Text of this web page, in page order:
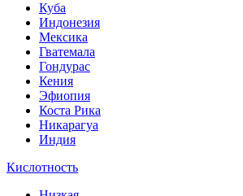
Куба
Индонезия
Мексика
Гватемала
Гондурас
Кения
Эфиопия
Коста Рика
Никарагуа
Индия
Кислотность